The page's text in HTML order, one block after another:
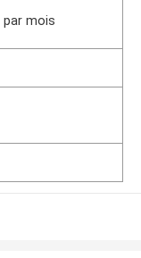
par mois